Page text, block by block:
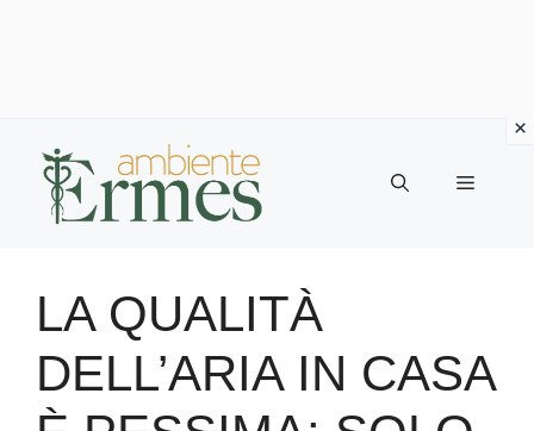
contenuto
Menu
LA QUALITÀ
DELL’ARIA IN CASA